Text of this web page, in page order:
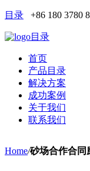
目录 +86 180 3780
目录
首页
产品目录
解决方案
成功案例
关于我们
联系我们
Home/砂场合作合同